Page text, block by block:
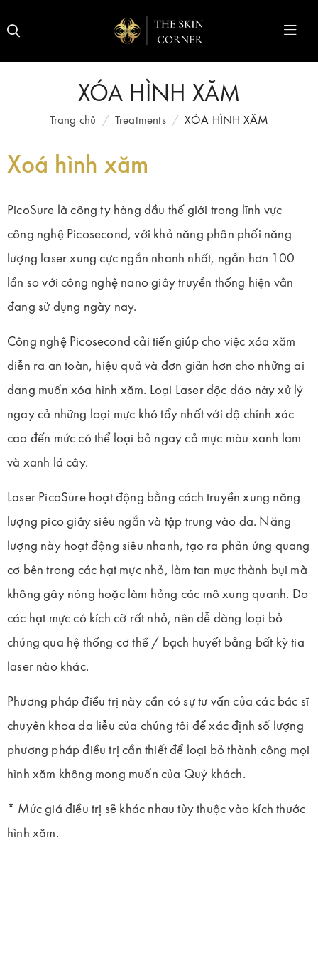
XÓA HÌNH XĂM
Trang chủ Treatments XÓA HÌNH XĂM
Xoá hình xăm
PicoSure là công ty hàng đầu thế giới trong lĩnh vực
công nghệ Picosecond, với khả năng phân phối năng
lượng laser xung cực ngắn nhanh nhất, ngắn hơn 100
lần so với công nghệ nano giây truyền thống hiện vẫn
đang sử dụng ngày nay.
Công nghệ Picosecond cải tiến giúp cho việc xóa xăm
diễn ra an toàn, hiệu quả và đơn giản hơn cho những ai
đang muốn xóa hình xăm. Loại Laser độc đáo này xử lý
ngay cả những loại mực khó tẩy nhất với độ chính xác
cao đến mức có thể loại bỏ ngay cả mực màu xanh lam
và xanh lá cây.
Laser PicoSure hoạt động bằng cách truyền xung năng
lượng pico giây siêu ngắn và tập trung vào da. Năng
lượng này hoạt động siêu nhanh, tạo ra phản ứng quang
cơ bên trong các hạt mực nhỏ, làm tan mực thành bụi mà
không gây nóng hoặc làm hỏng các mô xung quanh. Do
các hạt mực có kích cỡ rất nhỏ, nên dễ dàng loại bỏ
chúng qua hệ thống cơ thể / bạch huyết bằng bất kỳ tia
laser nào khác.
Phương pháp điều trị này cần có sự tư vấn của các bác sĩ
chuyên khoa da liễu của chúng tôi để xác định số lượng
phương pháp điều trị cần thiết để loại bỏ thành công mọi
hình xăm không mong muốn của Quý khách.
* Mức giá điều trị sẽ khác nhau tùy thuộc vào kích thước
hình xăm.